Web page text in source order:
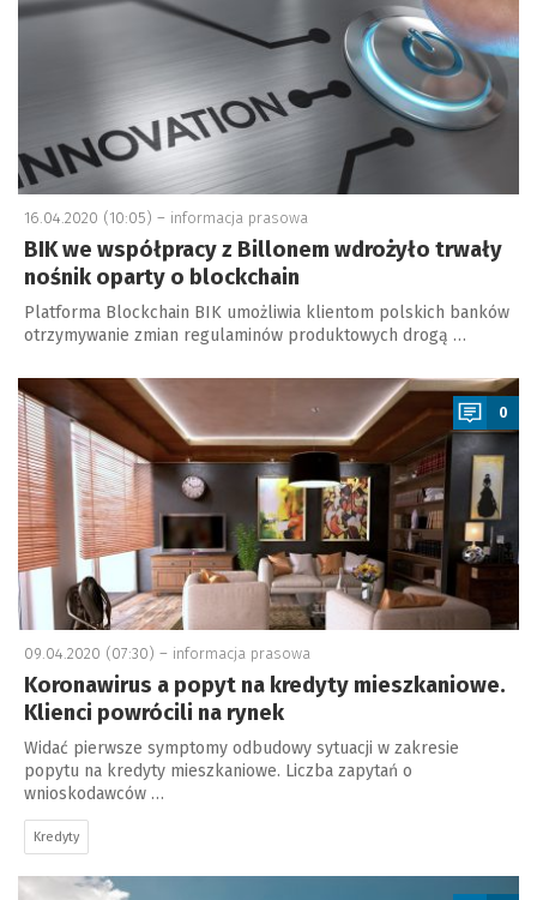
16.04.2020 (10:05) – informacja prasowa
BIK we współpracy z Billonem wdrożyło trwały
nośnik oparty o blockchain
Platforma Blockchain BIK umożliwia klientom polskich banków
otrzymywanie zmian regulaminów produktowych drogą …
a
0
09.04.2020 (07:30) – informacja prasowa
Koronawirus a popyt na kredyty mieszkaniowe.
Klienci powrócili na rynek
Widać pierwsze symptomy odbudowy sytuacji w zakresie
popytu na kredyty mieszkaniowe. Liczba zapytań o
wnioskodawców …
Kredyty
a